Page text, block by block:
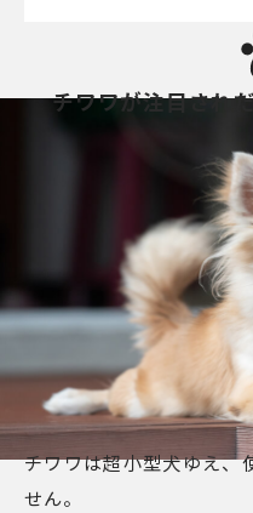
チワワが注目され
チワワは超小型犬ゆえ、
せん。